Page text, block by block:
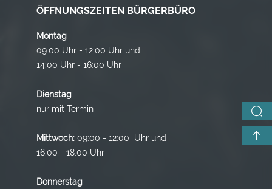
ÖFFNUNGSZEITEN BÜRGERBÜRO
Montag
09:00 Uhr - 12:00 Uhr und
14:00 Uhr - 16:00 Uhr
Dienstag
nur mit Termin
Mittwoch: 09:00 - 12:00 Uhr und
16.00 - 18.00 Uhr
Donnerstag